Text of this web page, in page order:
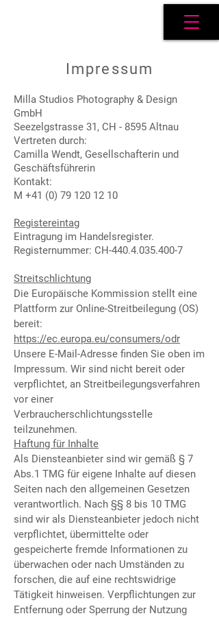
Impressum
Milla Studios Photography & Design
GmbH
Seezelgstrasse 31, CH - 8595 Altnau
Vertreten durch:
Camilla Wendt, Gesellschafterin und
Geschäftsführerin
Kontakt:
M +41 (0) 79 120 12 10
Registereintag
Eintragung im Handelsregister.
Registernummer: CH-440.4.035.400-7
Streitschlichtung
Die Europäische Kommission stellt eine
Plattform zur Online-Streitbeilegung (OS)
bereit:
https://ec.europa.eu/consumers/odr
Unsere E-Mail-Adresse finden Sie oben im
Impressum. Wir sind nicht bereit oder
verpflichtet, an Streitbeilegungsverfahren
vor einer
Verbraucherschlichtungsstelle
teilzunehmen.
Haftung für Inhalte
Als Diensteanbieter sind wir gemäß § 7
Abs.1 TMG für eigene Inhalte auf diesen
Seiten nach den allgemeinen Gesetzen
verantwortlich. Nach §§ 8 bis 10 TMG
sind wir als Diensteanbieter jedoch nicht
verpflichtet, übermittelte oder
gespeicherte fremde Informationen zu
überwachen oder nach Umständen zu
forschen, die auf eine rechtswidrige
Tätigkeit hinweisen. Verpflichtungen zur
Entfernung oder Sperrung der Nutzung